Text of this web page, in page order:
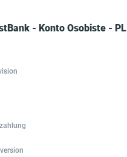
- Konto Osobiste - PL